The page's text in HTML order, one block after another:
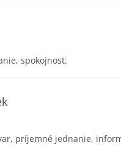
je 5 z 5 hviezdičiek.
spokojnosť.
je 5 z 5 hviezdičiek.
príjemné jednanie,